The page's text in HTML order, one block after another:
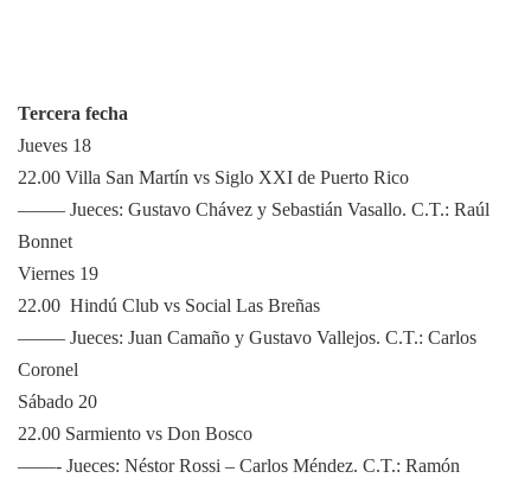
Tercera fecha
Jueves 18
22.00 Villa San Martín vs Siglo XXI de Puerto Rico
——– Jueces: Gustavo Chávez y Sebastián Vasallo. C.T.: Raúl
Bonnet
Viernes 19
22.00 Hindú Club vs Social Las Breñas
——– Jueces: Juan Camaño y Gustavo Vallejos. C.T.: Carlos
Coronel
Sábado 20
22.00 Sarmiento vs Don Bosco
——- Jueces: Néstor Rossi – Carlos Méndez. C.T.: Ramón